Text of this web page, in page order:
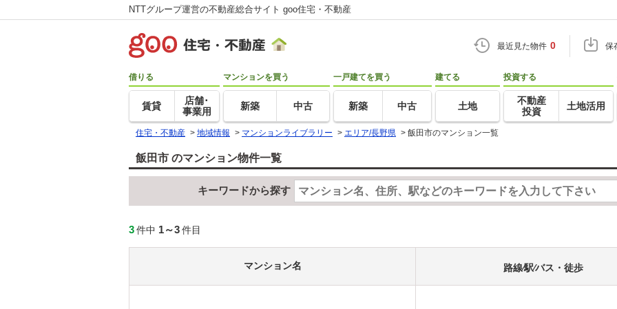
NTTグループ運営の不動産総合サイト goo住宅・不動産
最近見た物件 0 保
借りる
賃貸
店舗･
事業用
マンションを買う
新築 中古
一戸建てを買う
新築 中古
建てる
土地
投資する
不動産
投資
土地活用
住宅・不動産 > 地域情報 > マンションライブラリー > エリア/長野県 > 飯田市のマンション一覧
飯田市 のマンション物件一覧
キーワードから探す
3件中 1～3件目
マンション名 路線⁄駅⁄バス・徒歩